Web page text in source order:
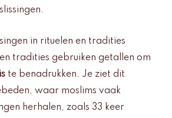
in rituelen en tradities
tradities gebruiken getallen om
te benadrukken. Je ziet dit
waar moslims vaak
herhalen, zoals 33 keer